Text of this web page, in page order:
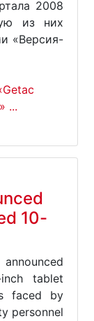
2008
из них
«Версия-
...
10-
tablet
faced by
personnel